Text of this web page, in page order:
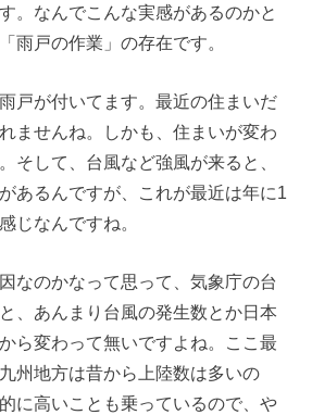
。なんでこんな実感があるのかと
雨戸の作業」の存在です。
戸が付いてます。最近の住まいだ
ませんね。しかも、住まいが変わ
そして、台風など強風が来ると、
あるんですが、これが最近は年に1
じなんですね。
なのかなって思って、気象庁の台
、あんまり台風の発生数とか日本
ら変わって無いですよね。ここ最
州地方は昔から上陸数は多いの
に高いことも乗っているので、や